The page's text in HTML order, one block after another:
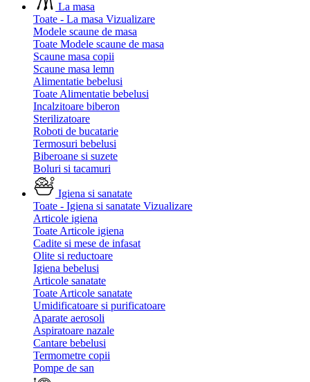
La masa
Toate - La masa Vizualizare
Modele scaune de masa
Toate Modele scaune de masa
Scaune masa copii
Scaune masa lemn
Alimentatie bebelusi
Toate Alimentatie bebelusi
Incalzitoare biberon
Sterilizatoare
Roboti de bucatarie
Termosuri bebelusi
Biberoane si suzete
Boluri si tacamuri
Igiena si sanatate
Toate - Igiena si sanatate Vizualizare
Articole igiena
Toate Articole igiena
Cadite si mese de infasat
Olite si reductoare
Igiena bebelusi
Articole sanatate
Toate Articole sanatate
Umidificatoare si purificatoare
Aparate aerosoli
Aspiratoare nazale
Cantare bebelusi
Termometre copii
Pompe de san